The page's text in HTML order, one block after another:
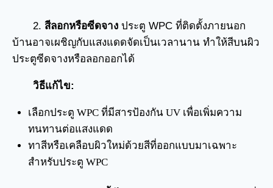
2. สีลอกหรือซีดจาง ประตู WPC ที่ติดตั้งภายนอก
บ้านอาจเผชิญกับแสงแดดจัดเป็นเวลานาน ทำให้สีบนผิว
ประตูซีดจางหรือลอกออกได้
วิธีแก้ไข:
เลือกประตู WPC ที่มีสารป้องกัน UV เพื่อเพิ่มความ
ทนทานต่อแสงแดด
ทาสีหรือเคลือบผิวใหม่ด้วยสีที่ออกแบบมาเฉพาะ
สำหรับประตู WPC